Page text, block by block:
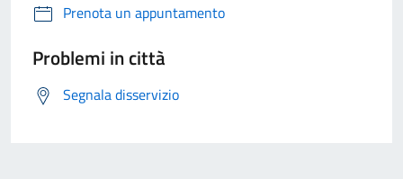
Prenota un appuntamento
Problemi in città
Segnala disservizio